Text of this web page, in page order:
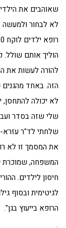
שאוהבים את
לא לבחור
הוליך אותם
להורה לעשות את
הזה. באחד
לא יכולה להתחסן,
שלי שזה בסדר
שלחתי לד"ר
את המסמך זו לא
המשפחה, שמוכרת
חיסון לילדים.
לגיטימית ובסוף
הרופא בייעוץ בגן".